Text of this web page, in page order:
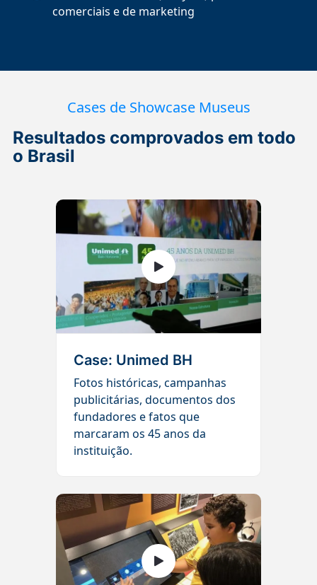
comerciais e de marketing
Cases de Showcase Museus
Resultados comprovados em todo
o Brasil
Case: Unimed BH
Fotos históricas, campanhas
publicitárias, documentos dos
fundadores e fatos que
marcaram os 45 anos da
instituição.